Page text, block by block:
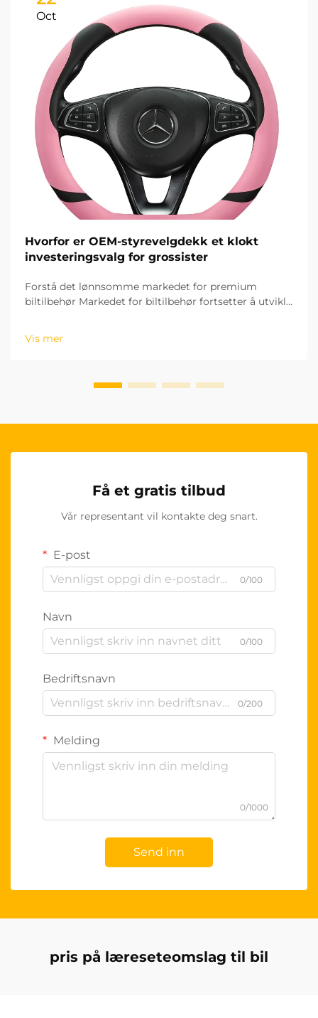
Oct
Hvorfor er OEM-styrevelgdekk et klokt
investeringsvalg for grossister
Forstå det lønnsomme markedet for premium
biltilbehør Markedet for biltilbehør fortsetter å utvikle
spesielt lønnsomt produktsegment for grossister.
Disse høykvalitetsproduktene...
Vis mer
Få et gratis tilbud
Vår representant vil kontakte deg snart.
E-post
0/100
Navn
0/100
Bedriftsnavn
0/200
Melding
0/1000
Send inn
pris på læreseteomslag til bil